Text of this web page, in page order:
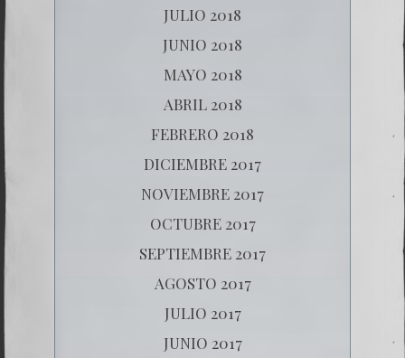
JULIO 2018
JUNIO 2018
MAYO 2018
ABRIL 2018
FEBRERO 2018
DICIEMBRE 2017
NOVIEMBRE 2017
OCTUBRE 2017
SEPTIEMBRE 2017
AGOSTO 2017
JULIO 2017
JUNIO 2017